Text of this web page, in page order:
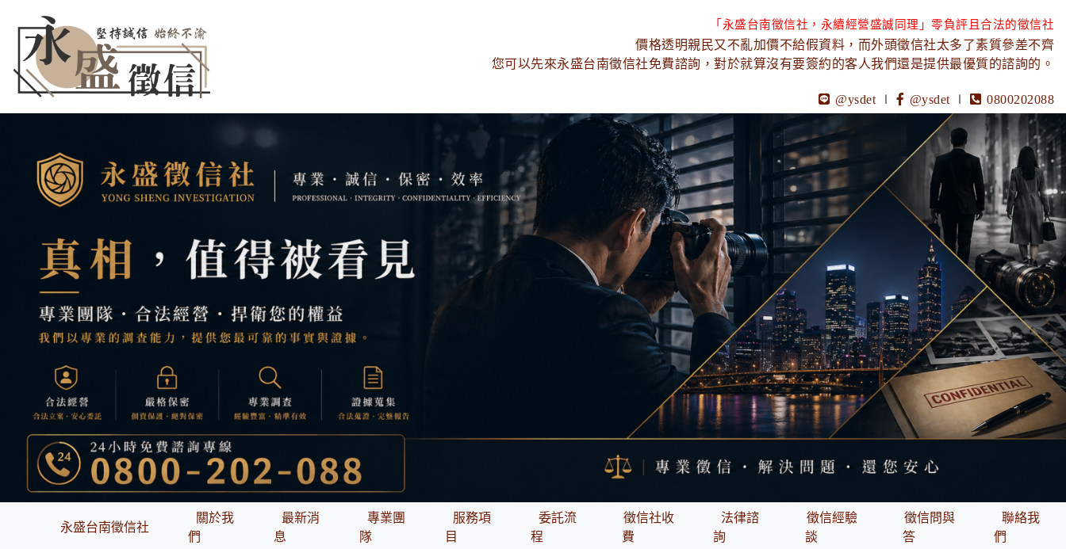
「永盛台南徵信社，永續經營盛誠同理」零負評且合法的徵信社
價格透明親民又不亂加價不給假資料，而外頭徵信社太多了素質參差不齊
您可以先來永盛台南徵信社免費諮詢，對於就算沒有要簽約的客人我們還是提供最優質的諮詢的。
@ysdet ∣ @ysdet ∣ 0800202088
永盛台南徵信社
關於我
們
最新消
息
專業團
隊
服務項
目
委託流
程
徵信社收
費
法律諮
詢
徵信經驗
談
徵信問與
答
聯絡我
們